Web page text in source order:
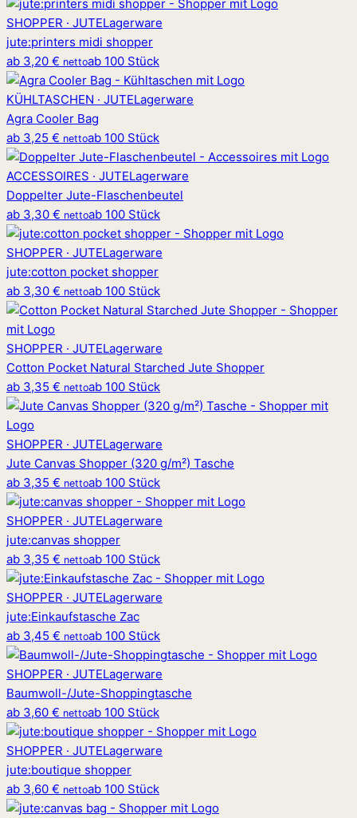
SHOPPER · JUTELagerware
jute:printers midi shopper
ab 3,20 € nettoab 100 Stück
KÜHLTASCHEN · JUTELagerware
Agra Cooler Bag
ab 3,25 € nettoab 100 Stück
ACCESSOIRES · JUTELagerware
Doppelter Jute-Flaschenbeutel
ab 3,30 € nettoab 100 Stück
SHOPPER · JUTELagerware
jute:cotton pocket shopper
ab 3,30 € nettoab 100 Stück
SHOPPER · JUTELagerware
Cotton Pocket Natural Starched Jute Shopper
ab 3,35 € nettoab 100 Stück
SHOPPER · JUTELagerware
Jute Canvas Shopper (320 g/m²) Tasche
ab 3,35 € nettoab 100 Stück
SHOPPER · JUTELagerware
jute:canvas shopper
ab 3,35 € nettoab 100 Stück
SHOPPER · JUTELagerware
jute:Einkaufstasche Zac
ab 3,45 € nettoab 100 Stück
SHOPPER · JUTELagerware
Baumwoll-/Jute-Shoppingtasche
ab 3,60 € nettoab 100 Stück
SHOPPER · JUTELagerware
jute:boutique shopper
ab 3,60 € nettoab 100 Stück